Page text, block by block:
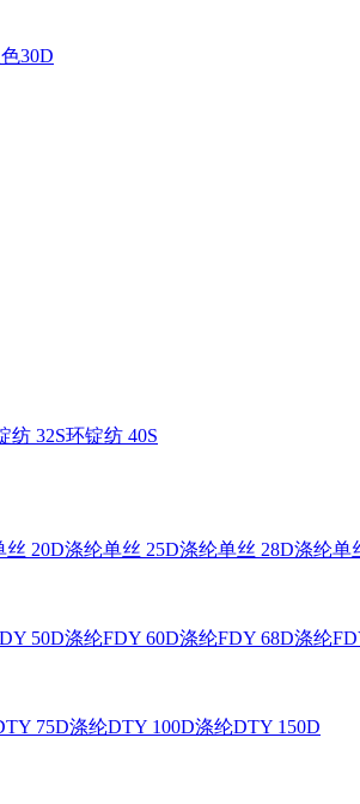
30D
纺 32S环锭纺 40S
丝 20D涤纶单丝 25D涤纶单丝 28D涤纶单
50D涤纶FDY 60D涤纶FDY 68D涤纶
75D涤纶DTY 100D涤纶DTY 150D